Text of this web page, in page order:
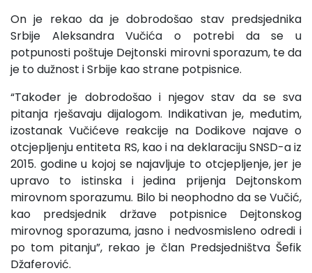
On je rekao da je dobrodošao stav predsjednika
Srbije Aleksandra Vučića o potrebi da se u
potpunosti poštuje Dejtonski mirovni sporazum, te da
je to dužnost i Srbije kao strane potpisnice.
“Također je dobrodošao i njegov stav da se sva
pitanja rješavaju dijalogom. Indikativan je, međutim,
izostanak Vučićeve reakcije na Dodikove najave o
otcjepljenju entiteta RS, kao i na deklaraciju SNSD-a iz
2015. godine u kojoj se najavljuje to otcjepljenje, jer je
upravo to istinska i jedina prijenja Dejtonskom
mirovnom sporazumu. Bilo bi neophodno da se Vučić,
kao predsjednik države potpisnice Dejtonskog
mirovnog sporazuma, jasno i nedvosmisleno odredi i
po tom pitanju”, rekao je član Predsjedništva Šefik
Džaferović.